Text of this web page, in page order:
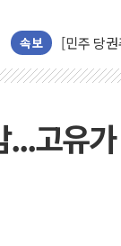
속보
李대통령,
[오늘의
이란, 美·
유럽증시,
고유